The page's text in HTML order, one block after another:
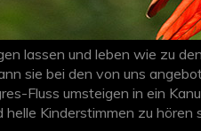
lassen und leben wie zu
sie bei den von uns
Fluss umsteigen in ein
Kinderstimmen zu